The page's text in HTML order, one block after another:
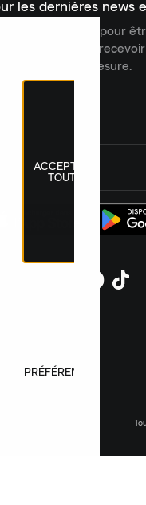
les dernières news
newsletter Laced pour
collections et
produits sur mesure.
ACCEPTER
TOUT
PRÉFÉRENCES